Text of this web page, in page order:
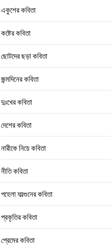
একুশের কবিতা
কষ্টের কবিতা
ছোটদের ছড়া কবিতা
জন্মদিনের কবিতা
দুঃখের কবিতা
দেশের কবিতা
নারীকে নিয়ে কবিতা
নীতি কবিতা
পহেলা ফাল্গুনের কবিতা
প্রকৃতির কবিতা
প্রেমের কবিতা